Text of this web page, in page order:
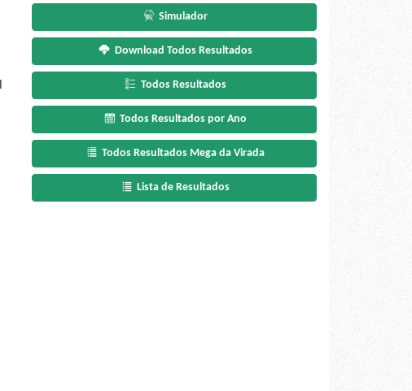
Simulador
Download Todos Resultados
Todos Resultados
Todos Resultados por Ano
Todos Resultados Mega da Virada
Lista de Resultados